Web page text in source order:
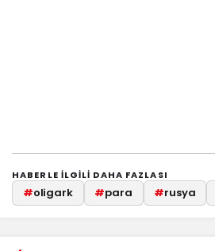
HABERLE ILGILI DAHA FAZLASI
#oligark #para #rusya